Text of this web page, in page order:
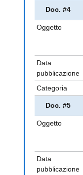
Doc. #4
Oggetto
Data
pubblicazione
Categoria
Doc. #5
Oggetto
Data
pubblicazione